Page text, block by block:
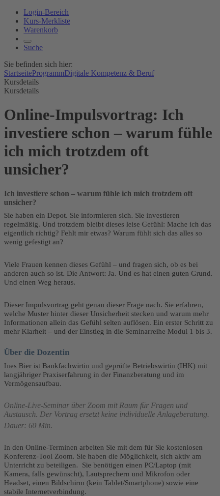
Login-Bereich
Kurs-Merkliste
Warenkorb
Suche
Sie befinden sich hier:
StartseiteProgrammDigitale Kompetenz & Beruf
Kursdetails
Kursdetails
Online-Impulsvortrag: Ich
investiere schon – warum fühle
ich mich trotzdem oft
unsicher?
Ich investiere schon – warum fühle ich mich trotzdem oft
unsicher?
Sie haben ein Depot. Sie informieren sich. Sie investieren
regelmäßig. Und trotzdem bleibt dieses leise Gefühl: Mache ich das
eigentlich richtig? Fehlt mir etwas? Warum fühlt sich das alles so
wenig gefestigt an?
Viele Frauen kennen dieses Gefühl – und fragen sich, ob es bei
anderen auch so ist. Die Antwort: Ja. Und es hat einen guten Grund.
Und einen Weg heraus.
Dieser Impulsvortrag geht genau dieser Frage nach. Sie erfahren,
welche Muster hinter dieser Unsicherheit stecken und warum mehr
Informationen allein das Gefühl selten auflösen. Ein erster Schritt zu
mehr Klarheit – und der Einstieg in die Seminarreihe Modul 1 bis 3.
Über die Dozentin
Ines Bier ist Bankfachwirtin und geprüfte Betriebswirtin (IHK) mit
langjähriger Praxiserfahrung in der Finanzberatung und im
Vermögensaufbau.
Online-Live-Seminar über Zoom mit Raum für Fragen und
Austausch. Der Vortrag ersetzt keine individuelle Anlageberatung.
Dauer: 60 Min.
In den Online-Terminen arbeiten Sie mit dem für Sie kostenlosen
Konferenz-Tool Zoom. Sie haben die Möglichkeit, sich aktiv am
Unterricht zu beteiligen. Sie benötigen einen PC/Laptop (mit
Kamera, falls gewünscht), Lautsprechern und Mikrofon oder
Headset, einen Bildschirm (kein Tablet/Smartphone) sowie eine
stabile Internetverbindung.